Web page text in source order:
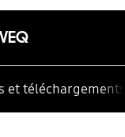
et téléchargements